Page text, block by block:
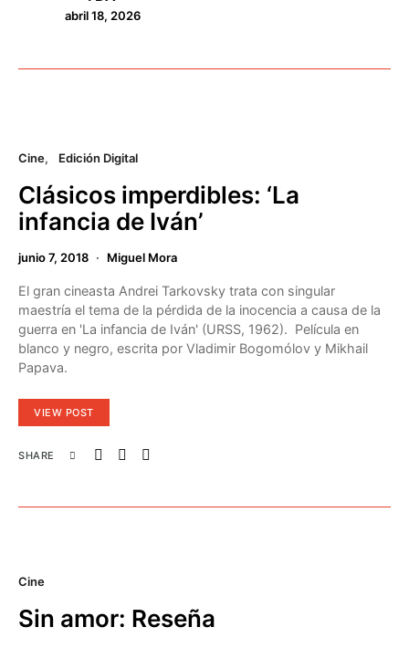
abril 18, 2026
Cine Edición Digital
Clásicos imperdibles: ‘La
infancia de Iván’
junio 7, 2018 Miguel Mora
El gran cineasta Andrei Tarkovsky trata con singular
maestría el tema de la pérdida de la inocencia a causa de la
guerra en 'La infancia de Iván' (URSS, 1962). Película en
blanco y negro, escrita por Vladimir Bogomólov y Mikhail
Papava.
VIEW POST
SHARE
Cine
Sin amor: Reseña